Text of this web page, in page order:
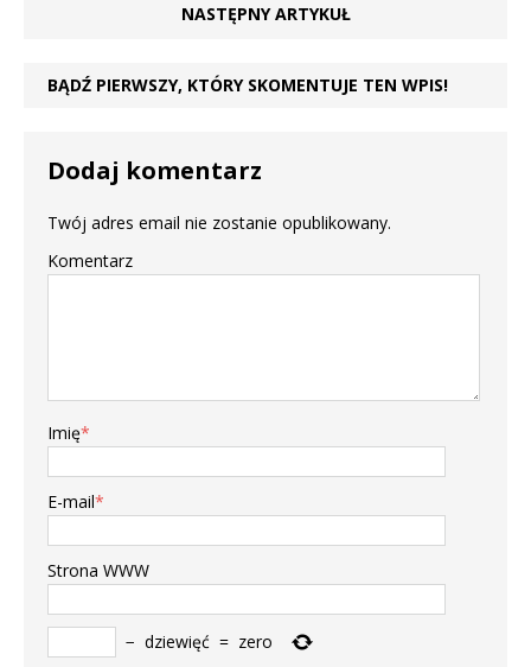
NASTĘPNY ARTYKUŁ
BĄDŹ PIERWSZY, KTÓRY SKOMENTUJE TEN WPIS!
Dodaj komentarz
Twój adres email nie zostanie opublikowany.
Komentarz
Imię*
E-mail*
Strona WWW
− dziewięć = zero